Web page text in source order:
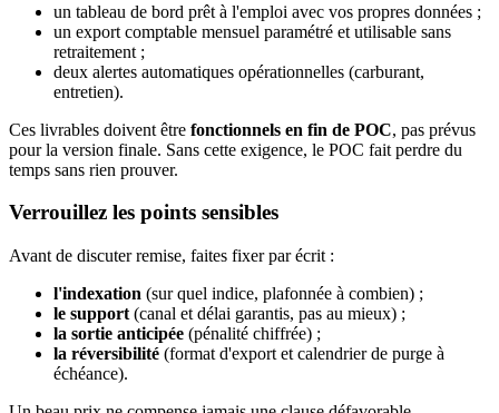
un tableau de bord prêt à l'emploi avec vos propres données ;
un export comptable mensuel paramétré et utilisable sans
retraitement ;
deux alertes automatiques opérationnelles (carburant,
entretien).
Ces livrables doivent être fonctionnels en fin de POC, pas prévus
pour la version finale. Sans cette exigence, le POC fait perdre du
temps sans rien prouver.
Verrouillez les points sensibles
Avant de discuter remise, faites fixer par écrit :
l'indexation (sur quel indice, plafonnée à combien) ;
le support (canal et délai garantis, pas au mieux) ;
la sortie anticipée (pénalité chiffrée) ;
la réversibilité (format d'export et calendrier de purge à
échéance).